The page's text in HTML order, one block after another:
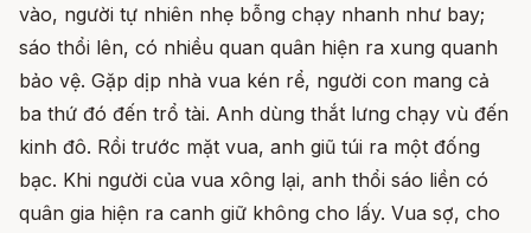
vào, người tự nhiên nhẹ bỗng chạy nhanh như bay;
sáo thổi lên, có nhiều quan quân hiện ra xung quanh
bảo vệ. Gặp dịp nhà vua kén rể, người con mang cả
ba thứ đó đến trổ tài. Anh dùng thắt lưng chạy vù đến
kinh đô. Rồi trước mặt vua, anh giũ túi ra một đống
bạc. Khi người của vua xông lại, anh thổi sáo liền có
quân gia hiện ra canh giữ không cho lấy. Vua sợ, cho